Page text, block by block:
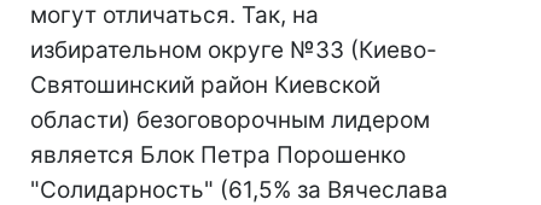
могут отличаться. Так, на
избирательном округе №33 (Киево-
Святошинский район Киевской
области) безоговорочным лидером
является Блок Петра Порошенко
"Солидарность" (61,5% за Вячеслава